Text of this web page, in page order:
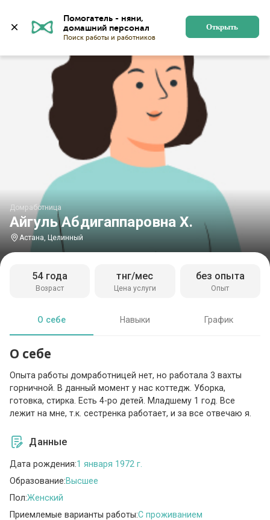
Помогатель - няни,
Поиск работы и работников
Открыть
Айгуль Абдигаппаровна Х.
Домработница
Астана, Целинный
Возраст
54 года
Цена услуги
тнг/мес
Опыт
без опыта
О себе Навыки График
О себе
Опыта работы домработницей нет, но работала 3 вахты
горничной. В данный момент у нас коттедж. Уборка,
готовка, стирка. Есть 4-ро детей. Младшему 1 год. Все
лежит на мне, т.к. сестренка работает, и за все отвечаю я.
Данные
Дата рождения:1 января 1972 г.
Образование:Высшее
Пол:Женский
Приемлемые варианты работы:C проживанием